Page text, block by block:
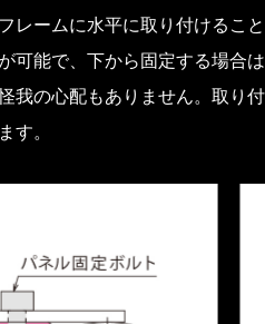
レームに水平に取り付けること
可能で、下から固定する場合
我の心配もありません。取り
す。